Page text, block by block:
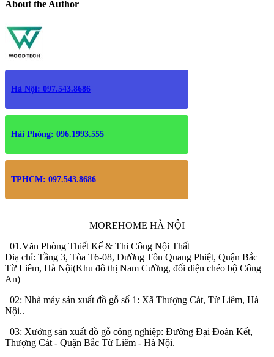
About the Author
Hà Nội: 097.543.8686
Hải Phòng: 096.1993.555
TPHCM: 097.543.8686
MOREHOME HÀ NỘI
01.Văn Phòng Thiết Kế & Thi Công Nội Thất
Điạ chỉ: Tầng 3, Tòa T6-08, Đường Tôn Quang Phiệt, Quận Bắc
Từ Liêm, Hà Nội(Khu đô thị Nam Cường, đối diện chéo bộ Công
An)
02: Nhà máy sản xuất đồ gỗ số 1: Xã Thượng Cát, Từ Liêm, Hà
Nội..
03: Xưởng sản xuất đồ gỗ công nghiệp: Đường Đại Đoàn Kết,
Thượng Cát - Quận Bắc Từ Liêm - Hà Nội.